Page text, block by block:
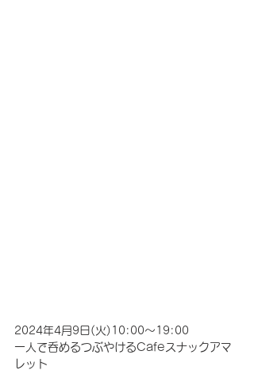
2024年4月9日(火)10:00～19:00
一人で呑めるつぶやけるCafeスナックアマ
レット